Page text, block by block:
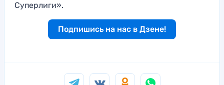
Суперлиги».
Подпишись на нас в Дзене!